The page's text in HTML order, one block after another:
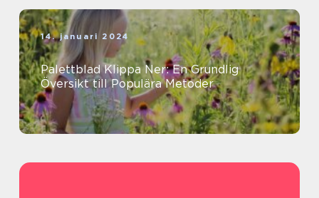
14. januari 2024
Palettblad Klippa Ner: En Grundlig
Översikt till Populära Metoder